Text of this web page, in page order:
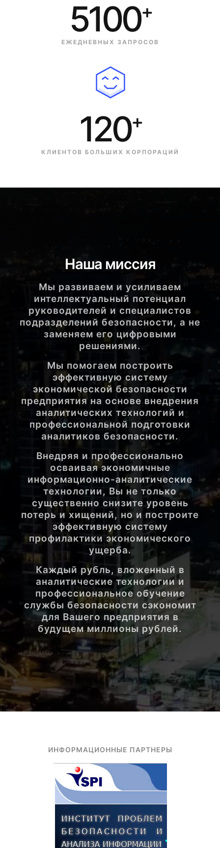
5100+
ЕЖЕДНЕВНЫХ ЗАПРОСОВ
120+
КЛИЕНТОВ БОЛЬШИХ КОРПОРАЦИЙ
Наша миссия
Мы развиваем и усиливаем
интеллектуальный потенциал
руководителей и специалистов
подразделений безопасности, а не
заменяем его цифровыми
решениями.
Мы помогаем построить
эффективную систему
экономической безопасности
предприятия на основе внедрения
аналитических технологий и
профессиональной подготовки
аналитиков безопасности.
Внедряя и профессионально
осваивая экономичные
информационно-аналитические
технологии, Вы не только
существенно снизите уровень
потерь и хищений, но и построите
эффективную систему
профилактики экономического
ущерба.
Каждый рубль, вложенный в
аналитические технологии и
профессиональное обучение
службы безопасности сэкономит
для Вашего предприятия в
будущем миллионы рублей.
ИНФОРМАЦИОННЫЕ ПАРТНЕРЫ